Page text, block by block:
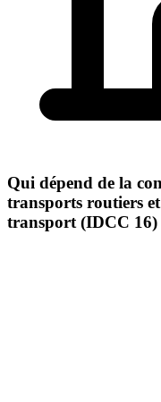
Qui dépend de la
transports routiers
transport (IDCC 16)